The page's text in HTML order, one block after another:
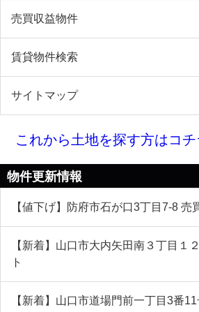
売買収益物件
賃貸物件検索
サイトマップ
これから土地を探す方はコチ
物件更新情報
【値下げ】防府市石が口3丁目7-8 売
【新着】山口市大内矢田南３丁目１
ト
【新着】山口市道場門前一丁目3番